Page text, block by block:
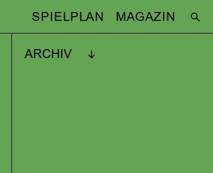
SPIELPLAN MAGAZIN
ARCHIV